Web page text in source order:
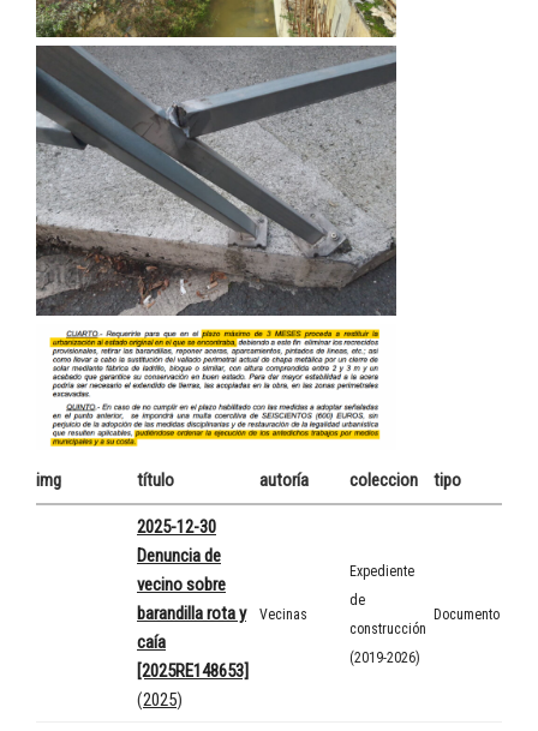
img título autoría coleccion tipo
2025-12-30
Denuncia de
vecino sobre
barandilla rota y
caía
[2025RE148653]
(2025)
Vecinas
Expediente
de
construcción
(2019-2026)
Documento